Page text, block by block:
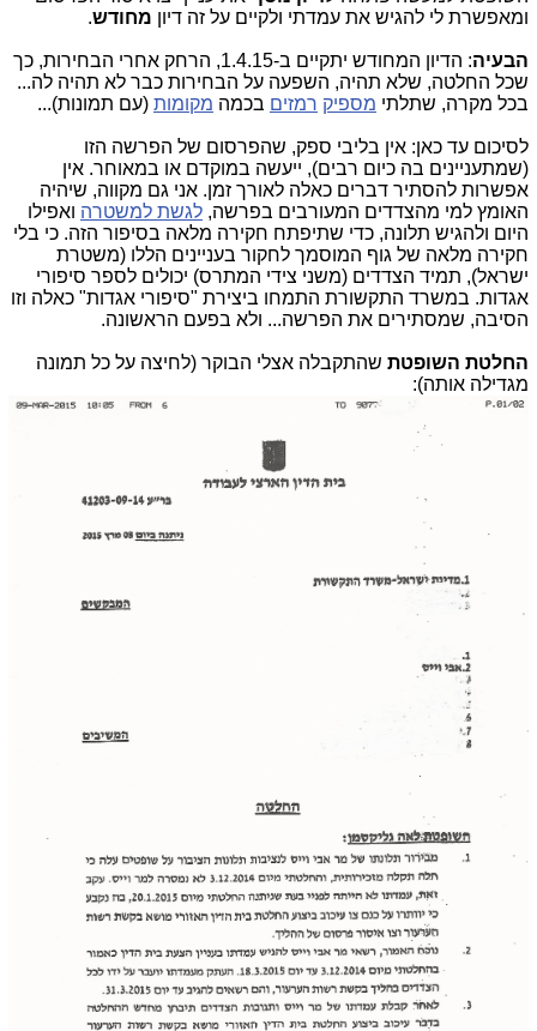
ומאפשרת לי להגיש את עמדתי ולקיים על זה דיון מחודש.
הבעיה
: הדיון המחודש יתקיים ב-1.4.15, הרחק אחרי הבחירות, כך
שכל החלטה, שלא תהיה, השפעה על הבחירות כבר לא תהיה לה...
בכל מקרה, שתלתי מספיק רמזים בכמה מקומות (עם תמונות)...
לסיכום עד כאן: אין בליבי ספק, שהפרסום של הפרשה הזו
(שמתעניינים בה כיום רבים), ייעשה במוקדם או במאוחר. אין
אפשרות להסתיר דברים כאלה לאורך זמן. אני גם מקווה, שיהיה
האומץ למי מהצדדים המעורבים בפרשה, לגשת למשטרה ואפילו
היום ולהגיש תלונה, כדי שתיפתח חקירה מלאה בסיפור הזה. כי בלי
חקירה מלאה של גוף המוסמך לחקור בעניינים הללו (משטרת
ישראל), תמיד הצדדים (משני צידי המתרס) יכולים לספר סיפורי
אגדות. במשרד התקשורת התמחו ביצירת "סיפורי אגדות" כאלה וזו
הסיבה, שמסתירים את הפרשה... ולא בפעם הראשונה.
החלטת השופטת שהתקבלה אצלי הבוקר (לחיצה על כל תמונה
מגדילה אותה):